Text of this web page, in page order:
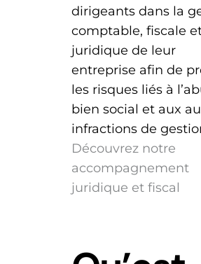
dirigeants dans la
comptable, fiscale
juridique de leur
entreprise afin de
les risques liés à
bien social et aux
infractions de
Découvrez notre
accompagnement
juridique et fiscal